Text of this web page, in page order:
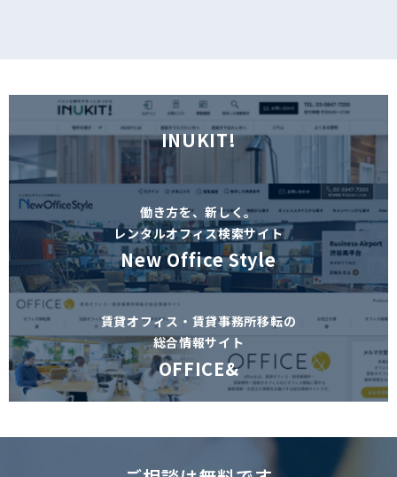
INUKIT!
働き方を、新しく。
レンタルオフィス検索サイト
New Office Style
賃貸オフィス・賃貸事務所移転の
総合情報サイト
OFFICE&